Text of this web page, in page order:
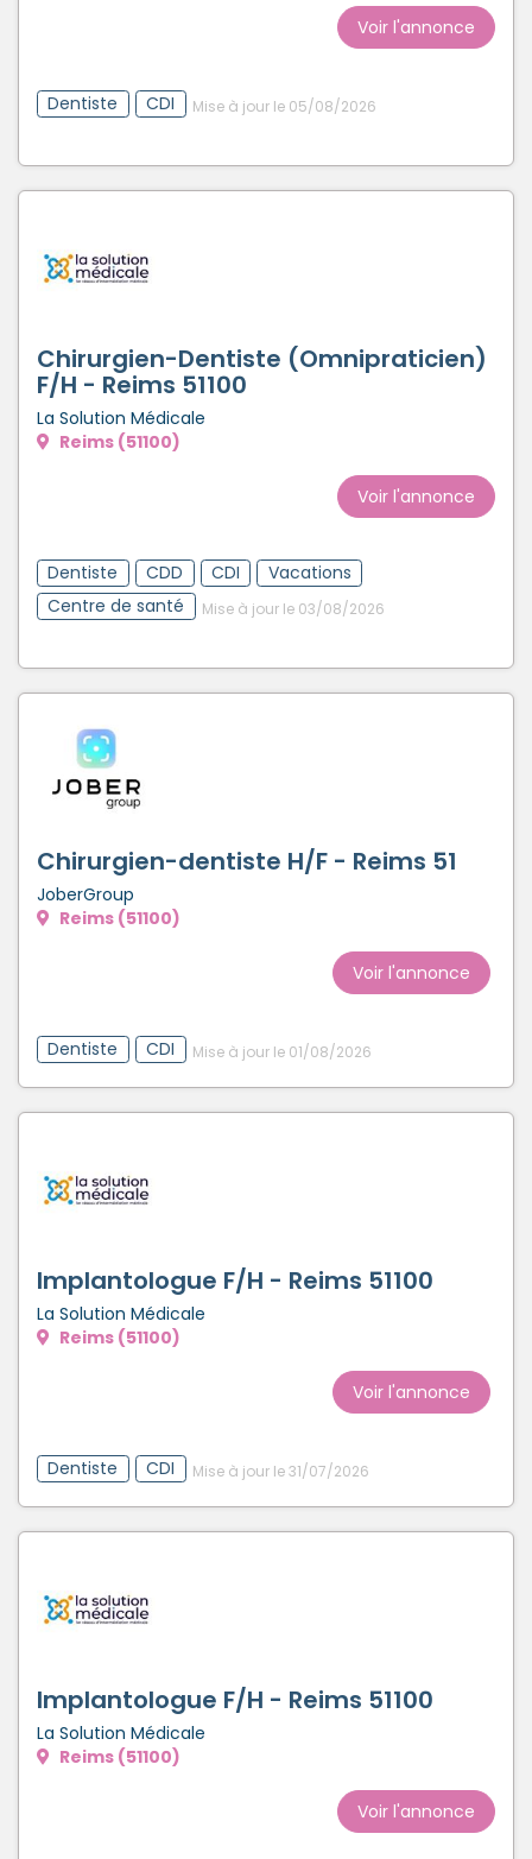
Voir l'annonce
Dentiste CDI Mise à jour le 05/08/2026
Chirurgien-Dentiste (Omnipraticien)
F/H - Reims 51100
La Solution Médicale
Reims (51100)
Voir l'annonce
Dentiste CDD CDI
Vacations
Centre de santé
Mise à jour le 03/08/2026
Chirurgien-dentiste H/F - Reims 51
JoberGroup
Reims (51100)
Voir l'annonce
Dentiste CDI Mise à jour le 01/08/2026
Implantologue F/H - Reims 51100
La Solution Médicale
Reims (51100)
Voir l'annonce
Dentiste CDI Mise à jour le 31/07/2026
Implantologue F/H - Reims 51100
La Solution Médicale
Reims (51100)
Voir l'annonce